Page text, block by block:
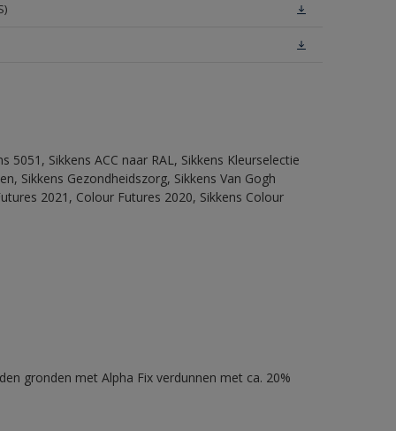
5051, Sikkens ACC naar RAL, Sikkens Kleurselectie
Sikkens Gezondheidszorg, Sikkens Van Gogh
2021, Colour Futures 2020, Sikkens Colour
gronden met Alpha Fix verdunnen met ca. 20%